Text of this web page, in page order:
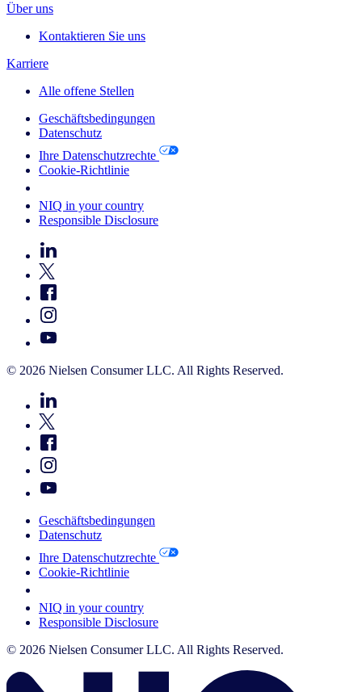
Über uns
Kontaktieren Sie uns
Karriere
Alle offene Stellen
Geschäftsbedingungen
Datenschutz
Ihre Datenschutzrechte
Cookie-Richtlinie
NIQ in your country
Responsible Disclosure
© 2026 Nielsen Consumer LLC. All Rights Reserved.
Geschäftsbedingungen
Datenschutz
Ihre Datenschutzrechte
Cookie-Richtlinie
NIQ in your country
Responsible Disclosure
© 2026 Nielsen Consumer LLC. All Rights Reserved.